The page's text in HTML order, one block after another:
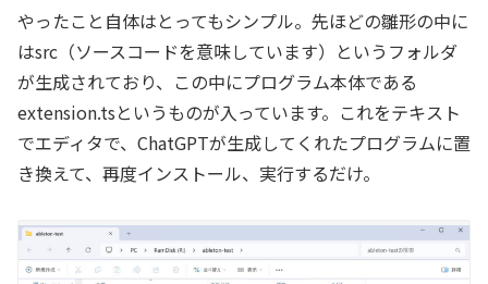
やったこと自体はとってもシンプル。先ほどの雛形の中に
はsrc（ソースコードを意味しています）というフォルダ
が生成されており、この中にプログラム本体である
extension.tsというものが入っています。これをテキスト
でエディタで、ChatGPTが生成してくれたプログラムに置
き換えて、再度インストール、実行するだけ。